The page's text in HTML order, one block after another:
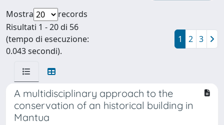
Mostra
records
Risultati 1 - 20 di 56
(tempo di esecuzione:
0.043 secondi).
1 2 3
A multidisciplinary approach to the
conservation of an historical building in
Mantua